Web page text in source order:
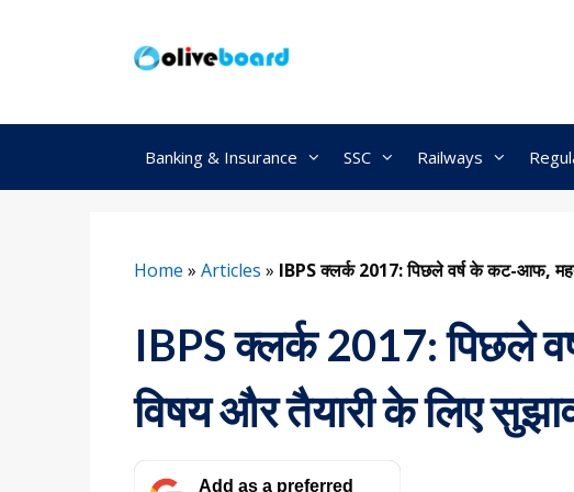
Banking & Insurance SSC Railways
Home » Articles » IBPS क्लर्क 2017: पिछले वर्ष के कट-आफ,
IBPS क्लर्क 2017: पिछले
विषय और तैयारी के लिए
Add as a preferred